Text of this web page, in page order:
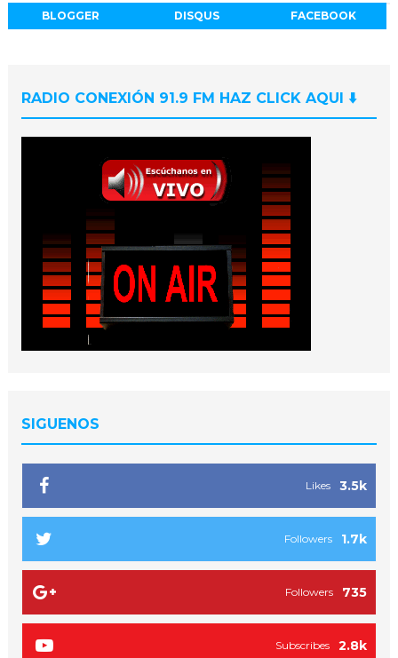
BLOGGER DISQUS FACEBOOK
RADIO CONEXIÓN 91.9 FM HAZ CLICK AQUI ⬇️
SIGUENOS
3.5k
Likes
1.7k
Followers
735
Followers
2.8k
Subscribes